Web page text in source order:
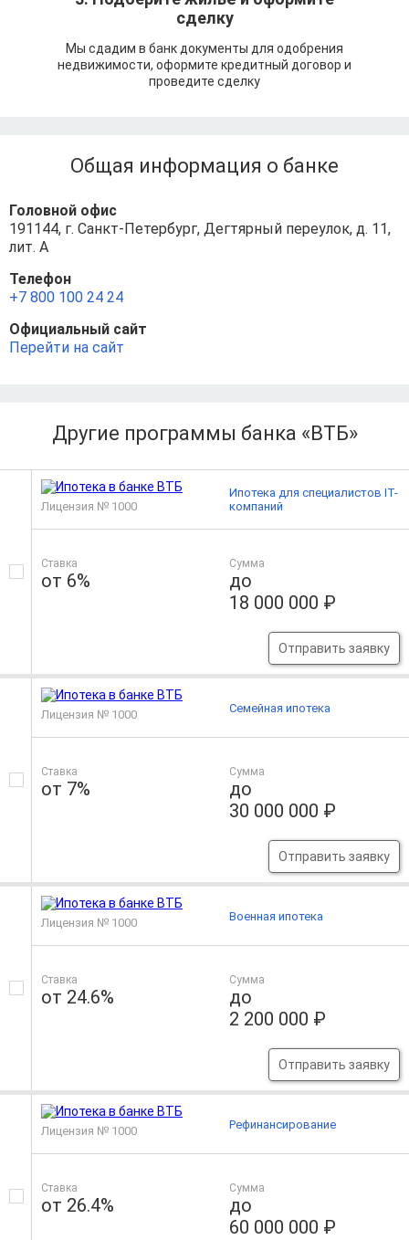
сделку
Мы сдадим в банк документы для одобрения
недвижимости, оформите кредитный договор и
проведите сделку
Общая информация о банке
Головной офис
191144, г. Санкт-Петербург, Дегтярный переулок, д. 11,
лит. А
Телефон
+7 800 100 24 24
Официальный сайт
Перейти на сайт
Другие программы банка «ВТБ»
Лицензия № 1000
Ставка
от 6%
Сумма
до
18 000 000 ₽
Отправить заявку
Ипотека для специалистов IT-
компаний
Лицензия № 1000
Ставка
от 7%
Сумма
до
30 000 000 ₽
Отправить заявку
Семейная ипотека
Лицензия № 1000
Ставка
от 24.6%
Сумма
до
2 200 000 ₽
Отправить заявку
Военная ипотека
Лицензия № 1000
Ставка
от 26.4%
Сумма
до
60 000 000 ₽
Рефинансирование